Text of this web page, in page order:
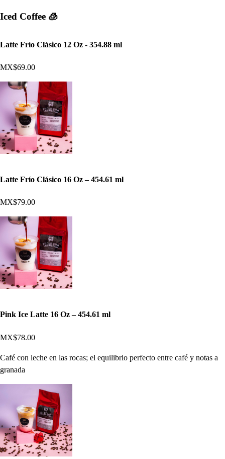
Iced Coffee 🧊
Latte Frío Clásico 12 Oz - 354.88 ml
MX$69.00
Latte Frío Clásico 16 Oz – 454.61 ml
MX$79.00
Pink Ice Latte 16 Oz – 454.61 ml
MX$78.00
Café con leche en las rocas; el equilibrio perfecto entre café y notas a
granada